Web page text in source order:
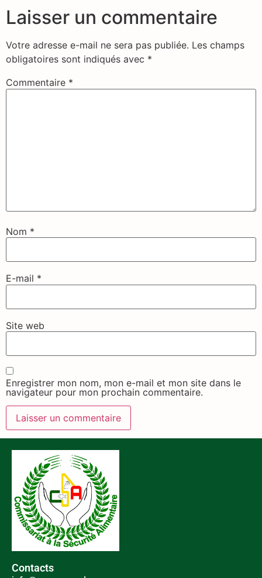
Laisser un commentaire
Votre adresse e-mail ne sera pas publiée. Les champs
obligatoires sont indiqués avec *
Commentaire *
Nom *
E-mail *
Site web
Enregistrer mon nom, mon e-mail et mon site dans le
navigateur pour mon prochain commentaire.
Contacts